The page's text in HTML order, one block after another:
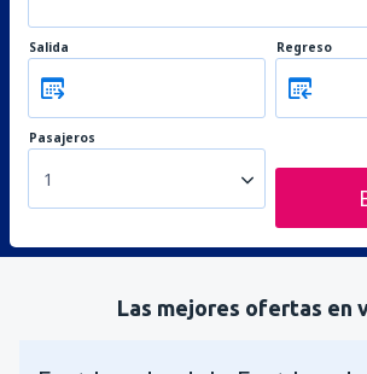
Salida Regreso
Pasajeros
1
Las mejores ofertas en